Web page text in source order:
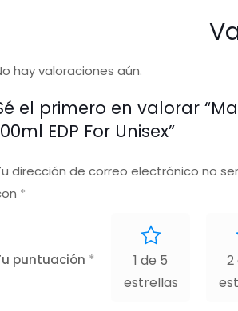
hay valoraciones aún.
el primero en valorar
EDP For Unisex”
dirección de correo electrónico no
*
puntuación *
1 de 5
estrellas
2